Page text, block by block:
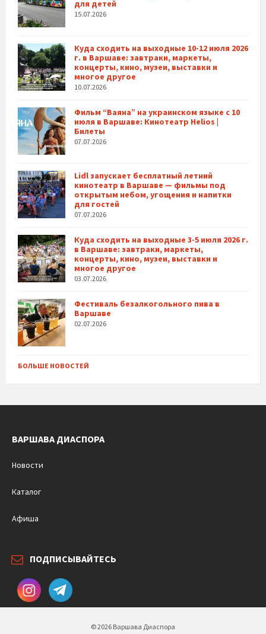
для детей
15.07.2026
Куда сходить на выходные 10-12 июля 2026
г. в Варшаве: завтраки, маркеты,
концерты, кино, музеи, выставки и
многое другое
10.07.2026
Фильм “Ваяна” на украинском языке с 10
июля в Варшаве: Кинотеатр Helios |
Билеты
07.07.2026
Lidl запускает бесплатный летний
кинотеатр в Варшаве — фильмы под
открытым небом, угощения и напитки
для гостей
07.07.2026
Куда сходить на выходные 3-5 июля 2026 г.
в Варшаве: завтраки, маркеты,
концерты, кино, музеи, выставки и
многое другое
03.07.2026
Фестиваль безалкогольного пива в
Варшаве
02.07.2026
БОЛЬШЕ НОВОСТЕЙ
ВАРШАВА ДИАСПОРА
Новости
Каталог
Афиша
ПОДПИСЫВАЙТЕСЬ
© 2026 Варшава Диаспора